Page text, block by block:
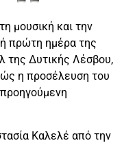
μουσική και την
πρώτη ημέρα της
της Δυτικής Λέσβου,
η προσέλευση του
Καλελέ από την